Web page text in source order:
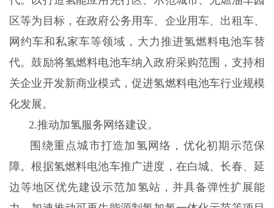
区等为目标，在政府公务用车、企业用车、出租车、
网约车和私家车等领域，大力推进氢燃料电池车替
代。鼓励将氢燃料电池车纳入政府采购范围，支持相
关企业开发新商业模式，促进氢燃料电池车行业规模
化发展。
2.推动加氢服务网络建设。
围绕重点城市打造加氢网络，优化初期示范保
障。根据氢燃料电池车推广进度，在白城、长春、延
边等地区优先建设示范加氢站，并具备弹性扩展能